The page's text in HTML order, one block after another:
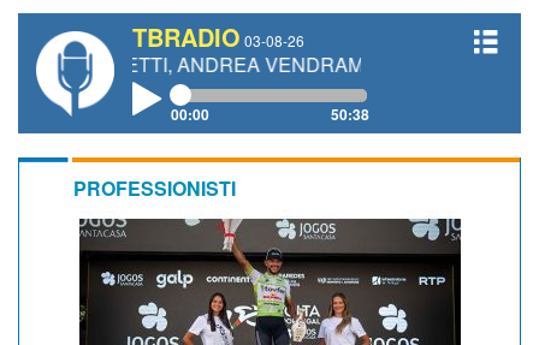
TBRADIO 03-08-26
ANDREA VENDRAME, FILIPPO FIORELLI
00:00 50:38
PROFESSIONISTI